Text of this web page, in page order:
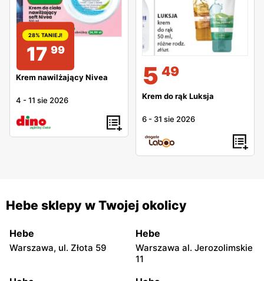
28% TANIEJ!
17 99
Krem nawilżający Nivea
4 -11 sie 2026
5 49
Krem do rąk Luksja
6 - 31 sie 2026
Hebe sklepy w Twojej okolicy
Hebe
Warszawa, ul. Złota 59
Hebe
Warszawa al. Jerozolimskie
11